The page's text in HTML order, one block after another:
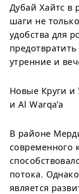
Дубай Хайтс в
шаги не
удобства для
утренние и
Новые Круги
и Al Warqa’a
В районе
современного
потока.
является